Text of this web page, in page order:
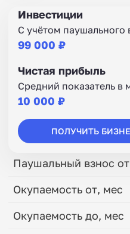
Инвестиции
С учётом паушального
99 000 ₽
Чистая прибыль
Средний показатель в
10 000 ₽
ПОЛУЧИТЬ
Паушальный взнос от
Окупаемость от, мес
Окупаемость до, мес